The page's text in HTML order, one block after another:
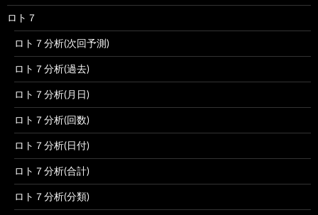
ロト７
ロト７分析(次回予測)
ロト７分析(過去)
ロト７分析(月日)
ロト７分析(回数)
ロト７分析(日付)
ロト７分析(合計)
ロト７分析(分類)